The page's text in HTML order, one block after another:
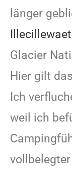
länger
Glacier
Hier gilt
Ich
weil ich